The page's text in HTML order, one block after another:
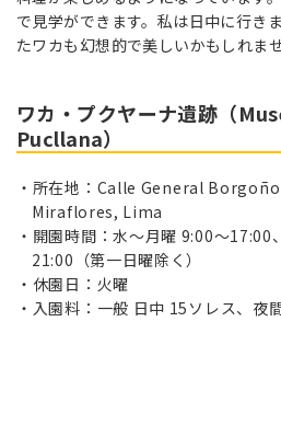
で見学ができます。私は日中に行き
たワカも幻想的で美しいかもしれませ
ワカ・プクヤーナ遺跡（
Pucllana）
所在地：Calle General
Miraflores, Lima
開園時間：水～月曜 9:00～17:00
21:00（第一日曜除く）
休園日：火曜
入園料：一般 日中 15ソレス、夜